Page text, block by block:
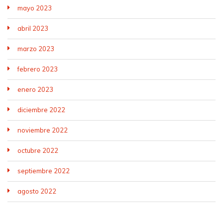
mayo 2023
abril 2023
marzo 2023
febrero 2023
enero 2023
diciembre 2022
noviembre 2022
octubre 2022
septiembre 2022
agosto 2022